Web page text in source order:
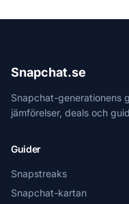
Snapchat.se
Snapchat-generationens
jämförelser, deals och
Guider
Snapstreaks
Snapchat-kartan